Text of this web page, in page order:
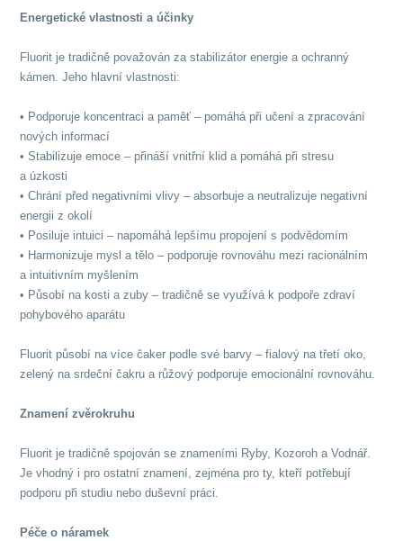
Energetické vlastnosti a účinky
Fluorit je tradičně považován za stabilizátor energie a ochranný
kámen. Jeho hlavní vlastnosti:
• Podporuje koncentraci a paměť – pomáhá při učení a zpracování
nových informací
• Stabilizuje emoce – přináší vnitřní klid a pomáhá při stresu
a úzkosti
• Chrání před negativními vlivy – absorbuje a neutralizuje negativní
energii z okolí
• Posiluje intuici – napomáhá lepšímu propojení s podvědomím
• Harmonizuje mysl a tělo – podporuje rovnováhu mezi racionálním
a intuitivním myšlením
• Působí na kosti a zuby – tradičně se využívá k podpoře zdraví
pohybového aparátu
Fluorit působí na více čaker podle své barvy – fialový na třetí oko,
zelený na srdeční čakru a růžový podporuje emocionální rovnováhu.
Znamení zvěrokruhu
Fluorit je tradičně spojován se znameními Ryby, Kozoroh a Vodnář.
Je vhodný i pro ostatní znamení, zejména pro ty, kteří potřebují
podporu při studiu nebo duševní práci.
Péče o náramek